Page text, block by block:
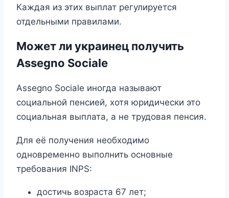
Каждая из этих выплат регулируется
отдельными правилами.
Может ли украинец получить
Assegno Sociale
Assegno Sociale иногда называют
социальной пенсией, хотя юридически это
социальная выплата, а не трудовая пенсия.
Для её получения необходимо
одновременно выполнить основные
требования INPS:
достичь возраста 67 лет;